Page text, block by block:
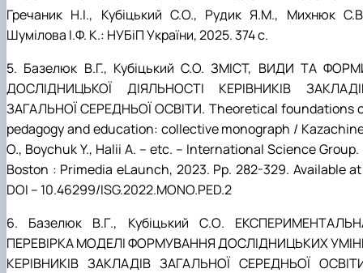
Гречаник Н.І., Кубіцький С.О., Рудик Я.М., Михнюк
Шумілова І.Ф. К.: НУБіП України, 2025. 374 с.
5. Базелюк В.Г., Кубіцький С.О. ЗМІСТ, ВИДИ ТА
ДОСЛІДНИЦЬКОЇ ДІЯЛЬНОСТІ КЕРІВНИКІВ
ЗАГАЛЬНОЇ СЕРЕДНЬОЇ ОСВІТИ. Theoretical foundations
pedagogy and education: collective monograph /
O., Boychuk Y., Halii A. – etc. – Іnternational Science Group.
Boston : Primedia eLaunch, 2023. Рр. 282-329. Available
DOI – 10.46299/ISG.2022.MONO.PED.2
6. Базелюк В.Г., Кубіцький С.О.
ПЕРЕВІРКА МОДЕЛІ ФОРМУВАННЯ ДОСЛІДНИЦЬКИХ
КЕРІВНИКІВ ЗАКЛАДІВ ЗАГАЛЬНОЇ СЕРЕДНЬОЇ